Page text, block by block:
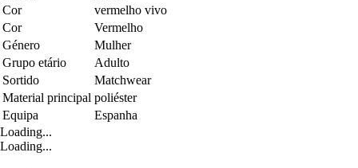
Cor
vermelho vivo
Cor
Vermelho
Género
Mulher
Grupo etário
Adulto
Sortido
Matchwear
Material principal poliéster
Equipa
Espanha
Loading...
Loading...